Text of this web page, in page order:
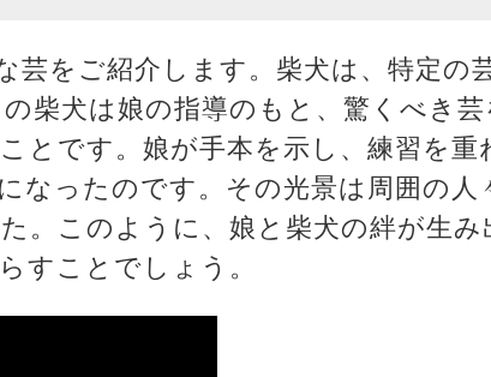
芸をご紹介します。柴犬は、特定の
柴犬は娘の指導のもと、驚くべき芸
とです。娘が手本を示し、練習を重
なったのです。その光景は周囲の人
。このように、娘と柴犬の絆が生み
すことでしょう。